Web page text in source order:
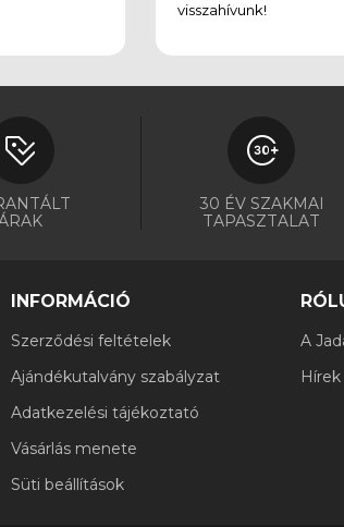
visszahívunk!
30 ÉV SZAKMAI
TAPASZTALAT
INFORMÁCIÓ
Szerződési feltételek
Ajándékutalvány szabályzat
Adatkezelési tájékoztató
Vásárlás menete
Süti beállítások
A
Hírek